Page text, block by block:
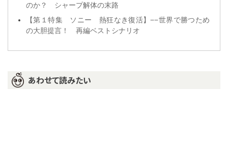
のか？ シャープ解体の末路
【第１特集 ソニー 熱狂なき復活】−−世界で勝つため
の大胆提言！ 再編ベストシナリオ
あわせて読みたい